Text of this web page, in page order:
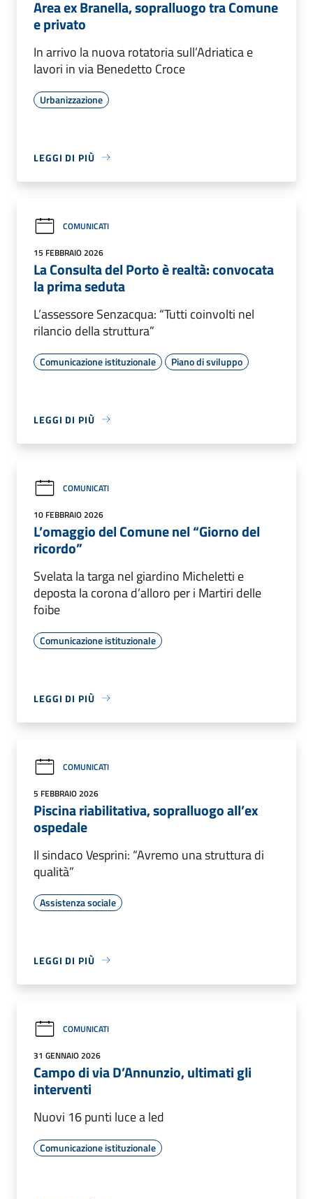
Area ex Branella, sopralluogo tra Comune
e privato
In arrivo la nuova rotatoria sull’Adriatica e
lavori in via Benedetto Croce
Urbanizzazione
LEGGI DI PIÙ
COMUNICATI
15 FEBBRAIO 2026
La Consulta del Porto è realtà: convocata
la prima seduta
L’assessore Senzacqua: “Tutti coinvolti nel
rilancio della struttura”
Comunicazione istituzionale Piano di sviluppo
LEGGI DI PIÙ
COMUNICATI
10 FEBBRAIO 2026
L’omaggio del Comune nel “Giorno del
ricordo”
Svelata la targa nel giardino Micheletti e
deposta la corona d’alloro per i Martiri delle
foibe
Comunicazione istituzionale
LEGGI DI PIÙ
COMUNICATI
5 FEBBRAIO 2026
Piscina riabilitativa, sopralluogo all’ex
ospedale
Il sindaco Vesprini: “Avremo una struttura di
qualità”
Assistenza sociale
LEGGI DI PIÙ
COMUNICATI
31 GENNAIO 2026
Campo di via D’Annunzio, ultimati gli
interventi
Nuovi 16 punti luce a led
Comunicazione istituzionale